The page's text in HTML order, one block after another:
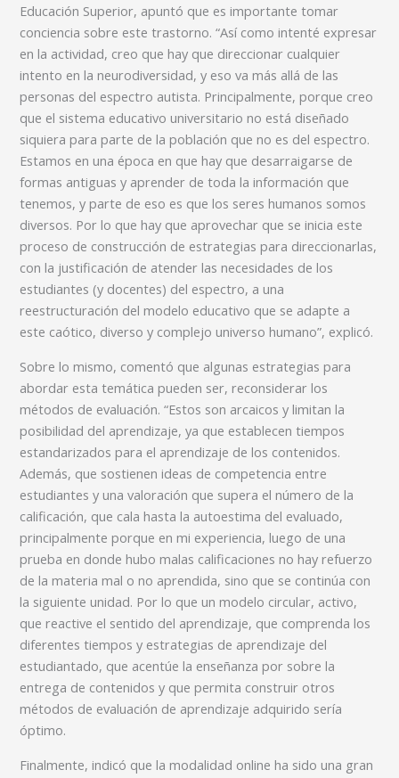
Educación Superior, apuntó que es importante tomar
conciencia sobre este trastorno. “Así como intenté expresar
en la actividad, creo que hay que direccionar cualquier
intento en la neurodiversidad, y eso va más allá de las
personas del espectro autista. Principalmente, porque creo
que el sistema educativo universitario no está diseñado
siquiera para parte de la población que no es del espectro.
Estamos en una época en que hay que desarraigarse de
formas antiguas y aprender de toda la información que
tenemos, y parte de eso es que los seres humanos somos
diversos. Por lo que hay que aprovechar que se inicia este
proceso de construcción de estrategias para direccionarlas,
con la justificación de atender las necesidades de los
estudiantes (y docentes) del espectro, a una
reestructuración del modelo educativo que se adapte a
este caótico, diverso y complejo universo humano”, explicó.
Sobre lo mismo, comentó que algunas estrategias para
abordar esta temática pueden ser, reconsiderar los
métodos de evaluación. “Estos son arcaicos y limitan la
posibilidad del aprendizaje, ya que establecen tiempos
estandarizados para el aprendizaje de los contenidos.
Además, que sostienen ideas de competencia entre
estudiantes y una valoración que supera el número de la
calificación, que cala hasta la autoestima del evaluado,
principalmente porque en mi experiencia, luego de una
prueba en donde hubo malas calificaciones no hay refuerzo
de la materia mal o no aprendida, sino que se continúa con
la siguiente unidad. Por lo que un modelo circular, activo,
que reactive el sentido del aprendizaje, que comprenda los
diferentes tiempos y estrategias de aprendizaje del
estudiantado, que acentúe la enseñanza por sobre la
entrega de contenidos y que permita construir otros
métodos de evaluación de aprendizaje adquirido sería
óptimo.
Finalmente, indicó que la modalidad online ha sido una gran